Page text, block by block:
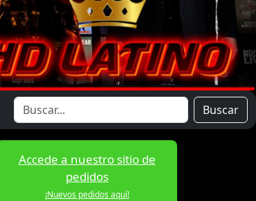
Buscar
Accede a nuestro sitio de
pedidos
¡Nuevos pedidos aquí!